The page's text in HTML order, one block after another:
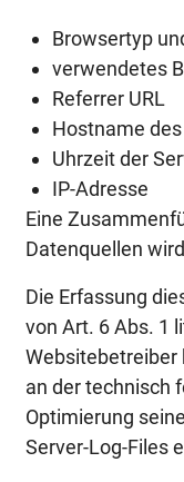
Browsertyp
verwendetes
Referrer URL
Hostname
Uhrzeit der
IP-Adresse
Eine
Datenquellen
Die Erfassung
von Art. 6 Abs. 1
Websitebetreiber
an der technisch
Optimierung
Server-Log-Files